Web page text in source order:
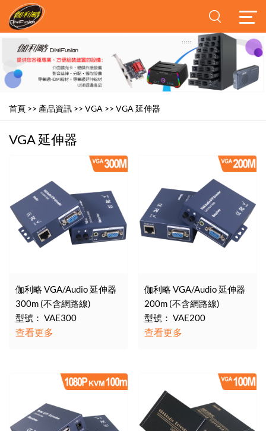
首頁 >> 產品資訊 >> VGA >> VGA 延伸器
VGA 延伸器
伽利略 VGA/Audio 延伸器
300m (不含網路線)
型號： VAE300
查看更多
伽利略 VGA/Audio 延伸器
200m (不含網路線)
型號： VAE200
查看更多